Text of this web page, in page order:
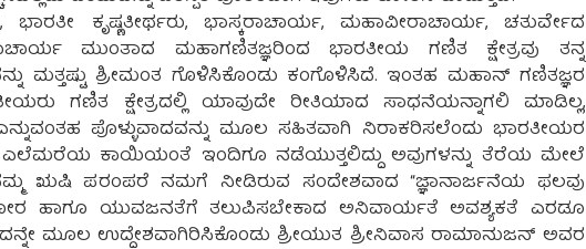
ಕೃಷ್ಣತೀರ್ಥರು, ಭಾಸ್ಕರಾಚಾರ್ಯ, ಮಹಾವೀರಾಚಾರ್ಯ, ಚತುರ್ವೇದ
ಮುಂತಾದ ಮಹಾಗಣಿತಜ್ಞರಿಂದ ಭಾರತೀಯ ಗಣಿತ ಕ್ಷೇತ್ರವು ತನ್ನ
ಮತ್ತಷ್ಟು ಶ್ರೀಮಂತ ಗೊಳಿಸಿಕೊಂಡು ಕಂಗೊಳಿಸಿದೆ. ಇಂತಹ ಮಹಾನ್ ಗಣಿತಜ್ಞರ
ಗಣಿತ ಕ್ಷೇತ್ರದಲ್ಲಿ ಯಾವುದೇ ರೀತಿಯಾದ ಸಾಧನೆಯನ್ನಾಗಲಿ ಮಾಡಿಲ್ಲ,
ಪೊಳ್ಳುವಾದವನ್ನು ಮೂಲ ಸಹಿತವಾಗಿ ನಿರಾಕರಿಸಲೆಂದು ಭಾರತೀಯರ
ಎಲೆಮರೆಯ ಕಾಯಿಯಂತೆ ಇಂದಿಗೂ ನಡೆಯುತ್ತಲಿದ್ದು ಅವುಗಳನ್ನು ತೆರೆಯ ಮೇಲೆ
ಋಷಿ ಪರಂಪರೆ ನಮಗೆ ನೀಡಿರುವ ಸಂದೇಶವಾದ “ಜ್ಞಾನಾರ್ಜನೆಯ ಫಲವು
ಕಿಶೋರ ಹಾಗೂ ಯುವಜನತೆಗೆ ತಲುಪಿಸಬೇಕಾದ ಅನಿವಾರ್ಯತೆ ಅವಶ್ಯಕತೆ ಎರಡೂ
ಮೂಲ ಉದ್ದೇಶವಾಗಿರಿಸಿಕೊಂಡು ಶ್ರೀಯುತ ಶ್ರೀನಿವಾಸ ರಾಮಾನುಜನ್ ಅವರ